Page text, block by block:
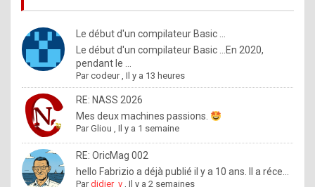
%
m
a
d
b
y
o
Le début d'un compilateur Basic ...
Le début d'un compilateur Basic ...En 2020,
pendant le ...
Parcodeur,Il y a 13 heures
RE: NASS 2026
Mes deux machines passions.
ParGliou ,Il y a 1 semaine
RE: OricMag 002
hello Fabrizio a déjà publié il y a 10 ans. Il a réce...
Pardidier_v ,Il y a 2 semaines